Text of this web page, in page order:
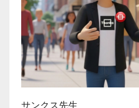
サンクス先生